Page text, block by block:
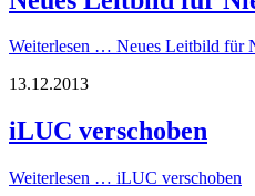
Weiterlesen … Neues Leitbild für
13.12.2013
iLUC verschoben
Weiterlesen … iLUC verschoben